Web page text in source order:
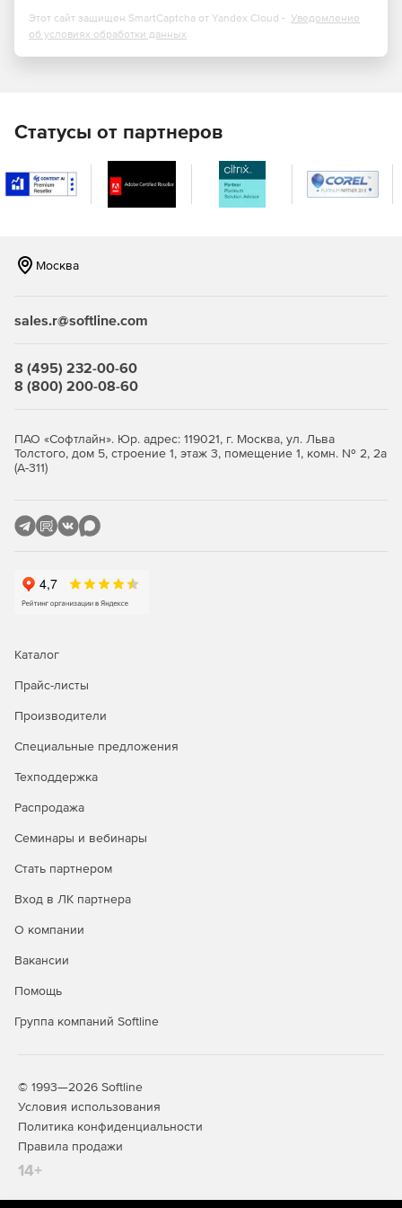
системы для сопровождения и мониторинга всех
киосков. Содержит инструмент администрирования,
Возможности KioWare Server ASP:
Изоляция браузера, операционной системы и
рабочего стола.
Блокирование страницы/домена – списки разрешений
Настройка навигационной панели.
Контроль всплывающих окон.
Генерация презентационного окна.
Перенастройка приложения.
систему в качестве оболочки.
Управления сеансом пользователя.
Автоматический запуск сценария выхода из системы.
Автоматическая ретракция на принтере.
звонков.
выключателей, реагирующих на приближение
Поддержка устройств ввода (считывание штрихкода,
Удаленное обновление содержимого.
Анализ статистики на стороне сервера.
Этот сайт защищен SmartCaptcha от Yandex Cloud - Уведомление
об условиях обработки данных
Статусы от партнеров
Москва
sales.r@softline.com
8 (495) 232-00-60
8 (800) 200-08-60
ПАО «Софтлайн». Юр. адрес: 119021, г. Москва, ул. Льва
Толстого, дом 5, строение 1, этаж 3, помещение 1, комн. № 2, 2а
(А-311)
Каталог
Прайс-листы
Производители
Специальные предложения
Техподдержка
Распродажа
Семинары и вебинары
Стать партнером
Вход в ЛК партнера
О компании
Вакансии
Помощь
Группа компаний Softline
© 1993—2026 Softline
Условия использования
Политика конфиденциальности
Правила продажи
14+